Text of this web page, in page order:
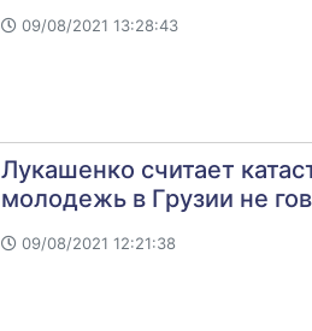
09/08/2021 13:28:43
Лукашенко считает
молодежь в Грузии не
09/08/2021 12:21:38